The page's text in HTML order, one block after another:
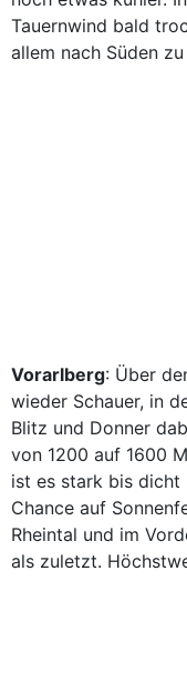
Tauernwind bald
allem nach Süden
Vorarlberg: Über
wieder Schauer, in
Blitz und Donner
von 1200 auf 1600
ist es stark bis
Chance auf
Rheintal und im
als zuletzt.